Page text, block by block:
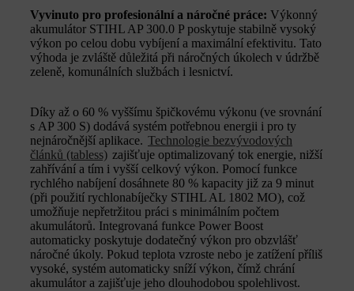
Vyvinuto pro profesionální a náročné práce: Výkonný
akumulátor STIHL AP 300.0 P poskytuje stabilně vysoký
výkon po celou dobu vybíjení a maximální efektivitu. Tato
výhoda je zvláště důležitá při náročných úkolech v údržbě
zeleně, komunálních službách i lesnictví.
Díky až o 60 % vyššímu špičkovému výkonu (ve srovnání
s AP 300 S) dodává systém potřebnou energii i pro ty
nejnáročnější aplikace. Technologie bezvývodových
článků (tabless) zajišťuje optimalizovaný tok energie, nižší
zahřívání a tím i vyšší celkový výkon. Pomocí funkce
rychlého nabíjení dosáhnete 80 % kapacity již za 9 minut
(při použití rychlonabíječky STIHL AL 1802 MO), což
umožňuje nepřetržitou práci s minimálním počtem
akumulátorů. Integrovaná funkce Power Boost
automaticky poskytuje dodatečný výkon pro obzvlášť
náročné úkoly. Pokud teplota vzroste nebo je zatížení příliš
vysoké, systém automaticky sníží výkon, čímž chrání
akumulátor a zajišťuje jeho dlouhodobou spolehlivost.